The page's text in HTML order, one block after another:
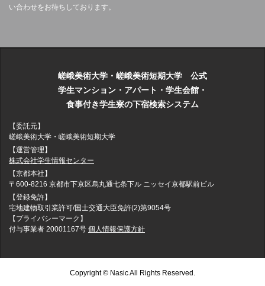
い合わせをお待ちしております。
嵯峨美術大学・嵯峨美術短期大学 公式
学生マンション・アパート・学生会館・
食事付き学生寮の下宿検索システム
【委託元】
嵯峨美術大学・嵯峨美術短期大学
【運営管理】
株式会社学生情報センター
【京都本社】
〒600-8216 京都市下京区烏丸通七条下ル ニッセイ京都駅前ビル
【登録免許】
宅地建物取引業許可/国士交通大臣免許(2)第9054号
【プライバシーマーク】
付与事業者 20001167号 個人情報保護方針
Copyright © Nasic All Rights Reserved.